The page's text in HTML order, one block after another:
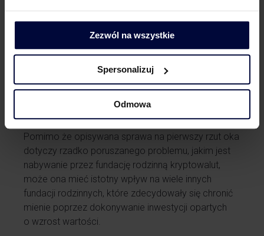
Zezwól na wszystkie
Spersonalizuj
Odmowa
0111-KDIB1-1.4010.351.2024.1.KM,
w której Dyrektor KIS uznał, że osiągane
przez fundacje rodzinną przychody z tytułu wymiany
gdy do sprzedaży waluty dochodzi w celu
uregulowania płatności, a nie celu osiągnięcia zysku.
Wnioski
Pomimo że opisywana sprawa na pierwszy rzut oka
dotyczy rzadko poruszanego problemu, jakim jest
nabywanie przez fundację rodzinną kryptowalut,
może ona mieć istotny wpływ na wiele innych
fundacji rodzinnych, które zdecydowały się chronić
mienie poprzez dokonywanie inwestycji opartych
o wzrost wartości.